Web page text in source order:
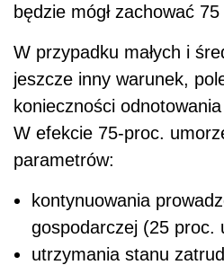
będzie mógł zachować
W przypadku małych i
jeszcze inny warunek,
konieczności
W efekcie 75-proc.
parametrów:
kontynuowania
gospodarczej (25 proc.
utrzymania stanu